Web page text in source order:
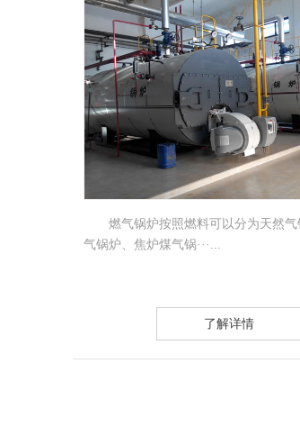
工业燃气锅炉为卧式快装内燃三
用偏置炉胆湿背式结···...
了解详情